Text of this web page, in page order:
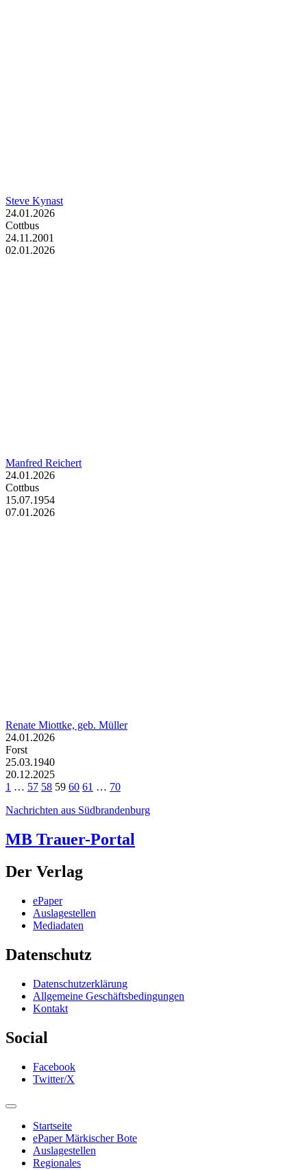
Steve Kynast
24.01.2026
Cottbus
24.11.2001
02.01.2026
Manfred Reichert
24.01.2026
Cottbus
15.07.1954
07.01.2026
Renate Miottke, geb. Müller
24.01.2026
Forst
25.03.1940
20.12.2025
1 … 57 58 59 60 61 … 70
Nachrichten aus Südbrandenburg
MB Trauer-Portal
Der Verlag
ePaper
Auslagestellen
Mediadaten
Datenschutz
Datenschutzerklärung
Allgemeine Geschäftsbedingungen
Kontakt
Social
Facebook
Twitter/X
Startseite
ePaper Märkischer Bote
Auslagestellen
Regionales